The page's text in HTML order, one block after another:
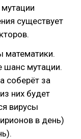
существует
математики.
шанс мутации.
соберёт за
них будет
вирусы
в день)